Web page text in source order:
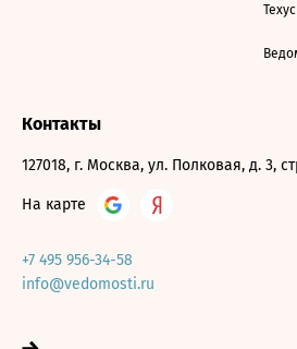
Контакты
127018, г. Москва, ул. Полковая, д. 3,
На карте
+7 495 956-34-58
info@vedomosti.ru